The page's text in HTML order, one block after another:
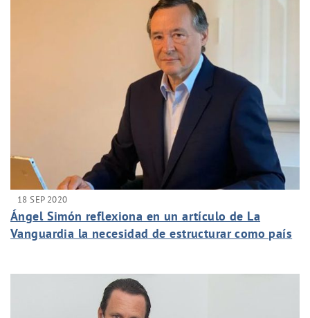
18 SEP 2020
Ángel Simón reflexiona en un artículo de La
Vanguardia la necesidad de estructurar como país